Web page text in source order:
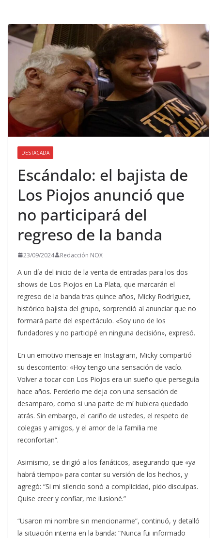
DESTACADA
Escándalo: el bajista de
Los Piojos anunció que
no participará del
regreso de la banda
23/09/2024 Redacción NOX
A un día del inicio de la venta de entradas para los dos
shows de Los Piojos en La Plata, que marcarán el
regreso de la banda tras quince años, Micky Rodríguez,
histórico bajista del grupo, sorprendió al anunciar que no
formará parte del espectáculo. «Soy uno de los
fundadores y no participé en ninguna decisión», expresó.
En un emotivo mensaje en Instagram, Micky compartió
su descontento: «Hoy tengo una sensación de vacío.
Volver a tocar con Los Piojos era un sueño que perseguía
hace años. Perderlo me deja con una sensación de
desamparo, como si una parte de mí hubiera quedado
atrás. Sin embargo, el cariño de ustedes, el respeto de
colegas y amigos, y el amor de la familia me
reconfortan”.
Asimismo, se dirigió a los fanáticos, asegurando que «ya
habrá tiempo» para contar su versión de los hechos, y
agregó: “Si mi silencio sonó a complicidad, pido disculpas.
Quise creer y confiar, me ilusioné.”
“Usaron mi nombre sin mencionarme”, continuó, y detalló
la situación interna en la banda: “Nunca fui informado